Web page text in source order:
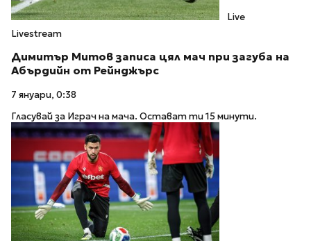
Live
Livestream
Димитър Митов записа цял мач при загуба на
Абърдийн от Рейнджърс
7 януари, 0:38
Гласувай за Играч на мача. Остават ти 15 минути.